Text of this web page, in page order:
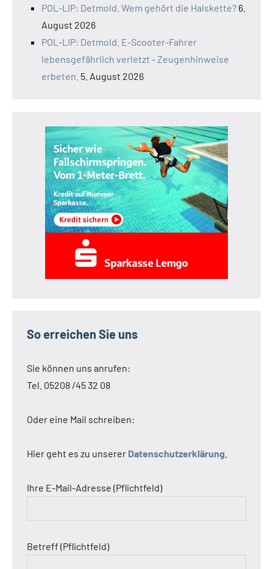
POL-LIP: Detmold. Wem gehört die Halskette? 6.
August 2026
POL-LIP: Detmold. E-Scooter-Fahrer
lebensgefährlich verletzt - Zeugenhinweise
erbeten. 5. August 2026
So erreichen Sie uns
Sie können uns anrufen:
Tel. 05208 /45 32 08
Oder eine Mail schreiben:
Hier geht es zu unserer Datenschutzerklärung
Ihre E-Mail-Adresse (Pflichtfeld)
Betreff (Pflichtfeld)